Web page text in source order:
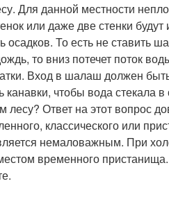
Для данной местности
или даже две стенки
осадков. То есть не
то вниз потечет поток
Вход в шалаш должен
канавки, чтобы вода стекала
Ответ на этот вопрос
классического или
немаловажным. При
временного